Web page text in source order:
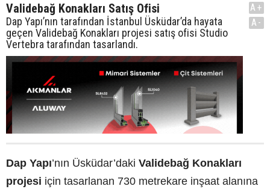
Validebağ Konakları Satış Ofisi
Dap Yapı’nın tarafından İstanbul Üsküdar’da hayata
geçen Validebağ Konakları projesi satış ofisi Studio
Vertebra tarafından tasarlandı.
A+
A-
Dap Yapı’nın Üsküdar’daki Validebağ Konakları
projesi için tasarlanan 730 metrekare inşaat alanına